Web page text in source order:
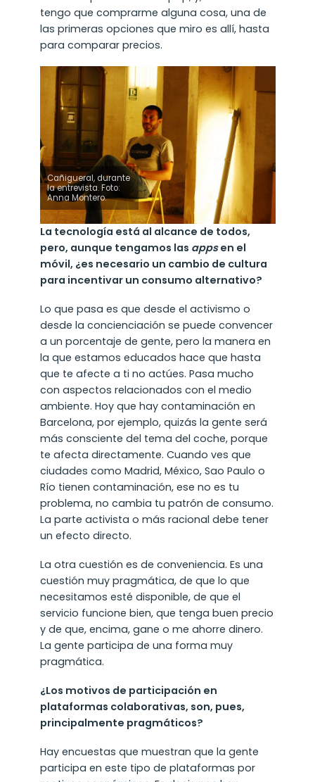
tengo que comprarme alguna cosa, una de
las primeras opciones que miro es allí, hasta
para comparar precios.
Cañigueral, durante
la entrevista. Foto:
Anna Montero.
La tecnología está al alcance de todos,
pero, aunque tengamos las appsen el
móvil, ¿es necesario un cambio de cultura
para incentivar un consumo alternativo?
Lo que pasa es que desde el activismo o
desde la concienciación se puede convencer
a un porcentaje de gente, pero la manera en
la que estamos educados hace que hasta
que te afecte a ti no actúes. Pasa mucho
con aspectos relacionados con el medio
ambiente. Hoy que hay contaminación en
Barcelona, por ejemplo, quizás la gente será
más consciente del tema del coche, porque
te afecta directamente. Cuando ves que
ciudades como Madrid, México, Sao Paulo o
Río tienen contaminación, ese no es tu
problema, no cambia tu patrón de consumo.
La parte activista o más racional debe tener
un efecto directo.
La otra cuestión es de conveniencia. Es una
cuestión muy pragmática, de que lo que
necesitamos esté disponible, de que el
servicio funcione bien, que tenga buen precio
y de que, encima, gane o me ahorre dinero.
La gente participa de una forma muy
pragmática.
¿Los motivos de participación en
plataformas colaborativas, son, pues,
principalmente pragmáticos?
Hay encuestas que muestran que la gente
participa en este tipo de plataformas por